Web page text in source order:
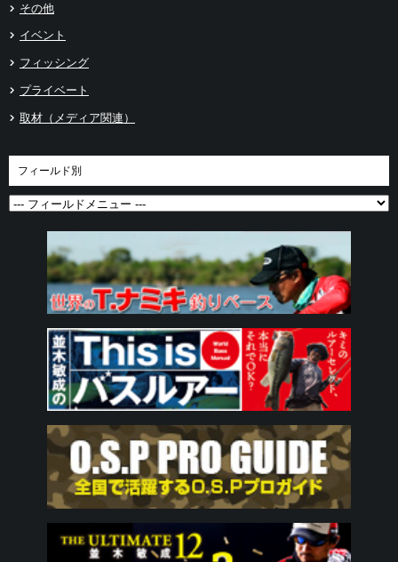
その他
イベント
フィッシング
プライベート
取材（メディア関連）
フィールド別